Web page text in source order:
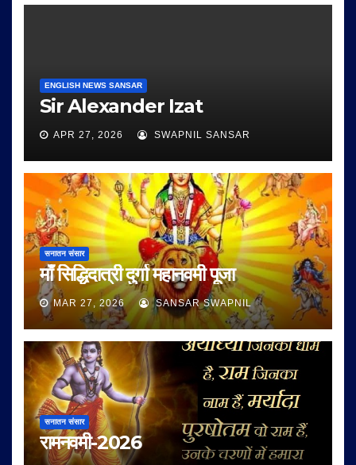
ENGLISH NEWS SANSAR
Sir Alexander Izat
APR 27, 2026 SWAPNIL SANSAR
सनातन संसार
माँ सिद्धिदात्री दुर्गा महानवमी पूजा
MAR 27, 2026 SANSAR SWAPNIL
सनातन संसार
रामनवमी-2026